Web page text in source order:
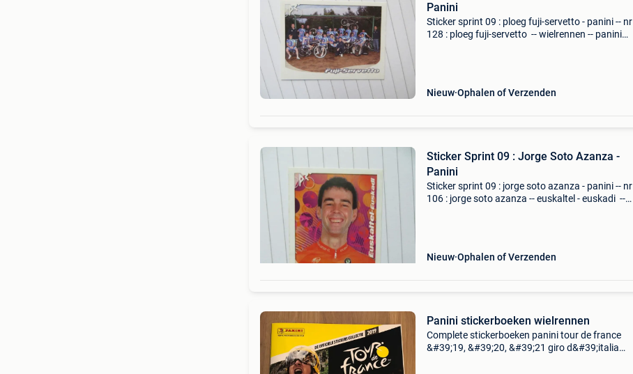
Panini
Sticker sprint 09 : ploeg fuji-servetto - panini -- nr
128 : ploeg fuji-servetto -- wielrennen -- panini
Nieuw Ophalen of Verzenden
Sticker Sprint 09 : Jorge Soto Azanza -
Panini
Sticker sprint 09 : jorge soto azanza - panini -- nr
106 : jorge soto azanza -- euskaltel - euskadi --
Nieuw Ophalen of Verzenden
Panini stickerboeken wielrennen
Complete stickerboeken panini tour de france
&#39;19, &#39;20, &#39;21 giro d&#39;italia